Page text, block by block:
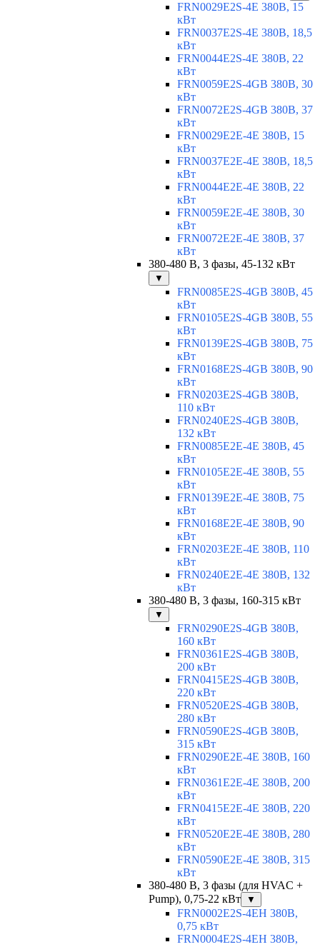
FRN0029E2S-4E 380В, 15
кВт
FRN0037E2S-4E 380В, 18,5
кВт
FRN0044E2S-4E 380В, 22
кВт
FRN0059E2S-4GB 380В, 30
кВт
FRN0072E2S-4GB 380В, 37
кВт
FRN0029E2E-4E 380В, 15
кВт
FRN0037E2E-4E 380В, 18,5
кВт
FRN0044E2E-4E 380В, 22
кВт
FRN0059E2E-4E 380В, 30
кВт
FRN0072E2E-4E 380В, 37
кВт
380-480 В, 3 фазы, 45-132 кВт
▼
FRN0085E2S-4GB 380В, 45
кВт
FRN0105E2S-4GB 380В, 55
кВт
FRN0139E2S-4GB 380В, 75
кВт
FRN0168E2S-4GB 380В, 90
кВт
FRN0203E2S-4GB 380В,
110 кВт
FRN0240E2S-4GB 380В,
132 кВт
FRN0085E2E-4E 380В, 45
кВт
FRN0105E2E-4E 380В, 55
кВт
FRN0139E2E-4E 380В, 75
кВт
FRN0168E2E-4E 380В, 90
кВт
FRN0203E2E-4E 380В, 110
кВт
FRN0240E2E-4E 380В, 132
кВт
380-480 В, 3 фазы, 160-315 кВт
▼
FRN0290E2S-4GB 380В,
160 кВт
FRN0361E2S-4GB 380В,
200 кВт
FRN0415E2S-4GB 380В,
220 кВт
FRN0520E2S-4GB 380В,
280 кВт
FRN0590E2S-4GB 380В,
315 кВт
FRN0290E2E-4E 380В, 160
кВт
FRN0361E2E-4E 380В, 200
кВт
FRN0415E2E-4E 380В, 220
кВт
FRN0520E2E-4E 380В, 280
кВт
FRN0590E2E-4E 380В, 315
кВт
380-480 В, 3 фазы (для HVAC +
Pump), 0,75-22 кВт
▼
FRN0002E2S-4EH 380В,
0,75 кВт
FRN0004E2S-4EH 380В,